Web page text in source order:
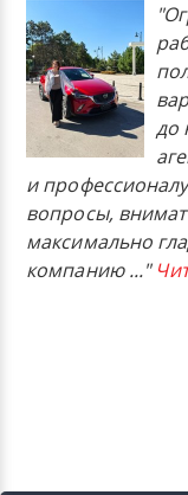
до
и
вопросы,
максимально
компанию..."